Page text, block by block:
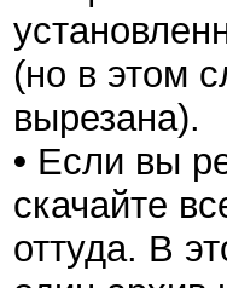
(но в этом
вырезана).
• Если вы
скачайте
оттуда. В